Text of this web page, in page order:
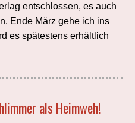
entschlossen, es auch
Ende März gehe ich ins
es spätestens erhältlich
als Heimweh!